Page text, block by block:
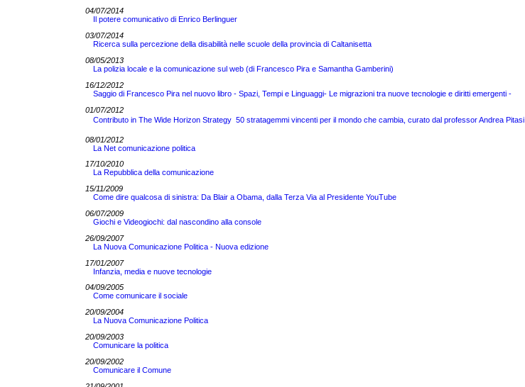
04/07/2014
Il potere comunicativo di Enrico Berlinguer
03/07/2014
Ricerca sulla percezione della disabilità nelle scuole della provincia di Caltanisetta
08/05/2013
La polizia locale e la comunicazione sul web (di Francesco Pira e Samantha Gamberini)
16/12/2012
Saggio di Francesco Pira nel nuovo libro - Spazi, Tempi e Linguaggi- Le migrazioni tra nuove tecnologie e diritti emergenti -
01/07/2012
Contributo in The Wide Horizon Strategy  50 stratagemmi vincenti per il mondo che cambia, curato dal professor Andrea Pitasi
08/01/2012
La Net comunicazione politica
17/10/2010
La Repubblica della comunicazione
15/11/2009
Come dire qualcosa di sinistra: Da Blair a Obama, dalla Terza Via al Presidente YouTube
06/07/2009
Giochi e Videogiochi: dal nascondino alla console
26/09/2007
La Nuova Comunicazione Politica - Nuova edizione
17/01/2007
Infanzia, media e nuove tecnologie
04/09/2005
Come comunicare il sociale
20/09/2004
La Nuova Comunicazione Politica
20/09/2003
Comunicare la politica
20/09/2002
Comunicare il Comune